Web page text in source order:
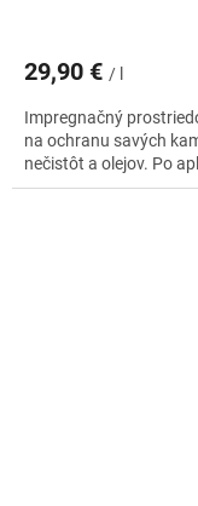
29,90 € / l
Impregnačný
na ochranu savých
nečistôt a olejov. Po